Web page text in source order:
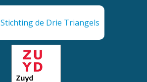
Stichting de Drie Triangels